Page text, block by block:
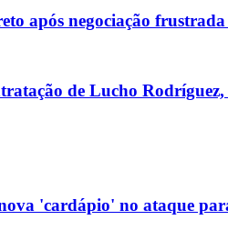
após negociação
de Lucho
'cardápio' no ataque